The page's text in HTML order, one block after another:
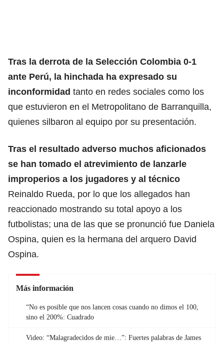
Tras la derrota de la Selección Colombia 0-1
ante Perú, la hinchada ha expresado su
inconformidad tanto en redes sociales como los
que estuvieron en el Metropolitano de Barranquilla,
quienes silbaron al equipo por su presentación.
Tras el resultado adverso muchos aficionados
se han tomado el atrevimiento de lanzarle
improperios a los jugadores y al técnico
Reinaldo Rueda, por lo que los allegados han
reaccionado mostrando su total apoyo a los
futbolistas; una de las que se pronunció fue Daniela
Ospina, quien es la hermana del arquero David
Ospina.
Más información
“No es posible que nos lancen cosas cuando no dimos el 100,
sino el 200%: Cuadrado
Video: “Malagradecidos de mie…”: Fuertes palabras de James